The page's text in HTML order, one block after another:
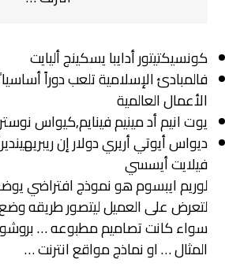
كونسيكتيتور أدايبا يسكينج أليايت
فالمبادئ الإسلامية تلعب دوراً
الأعمال العالمية
يوت انيم أد مينيم فينايم,كيواس
ديواس أيوتي أريري دولار إن
فيلايت أيسسي
لوريم ايبسوم هو نموذج افتراضي
لتعرض على العميل ليتصور طريقه
سواء كانت تصاميم مطبوعه …
المثال … او نماذج مواقع انترنت …